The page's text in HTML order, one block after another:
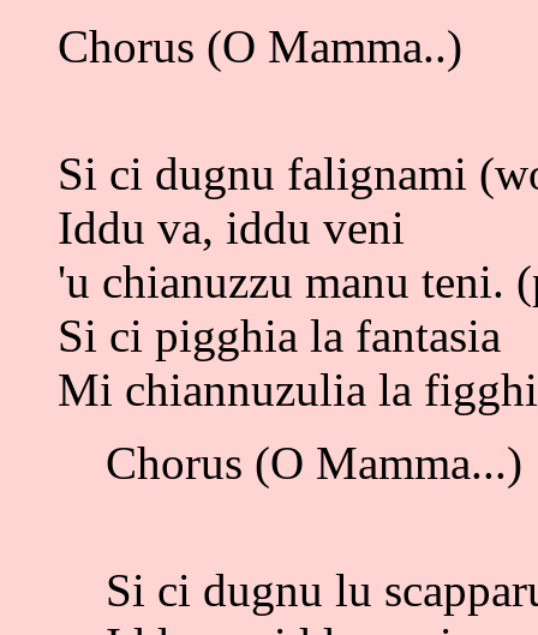
Chorus (O Mamma..)
Si ci dugnu falignami
Iddu va, iddu veni
'u chianuzzu manu teni.
Si ci pigghia la fantasia
Mi chiannuzulia la
Chorus (O Mamma...)
Si ci dugnu lu